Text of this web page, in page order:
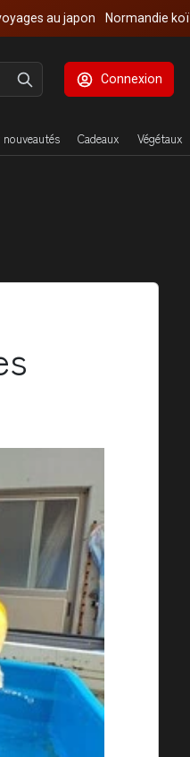
au japon Normandie koï
Connexion
Cadeaux Végétaux